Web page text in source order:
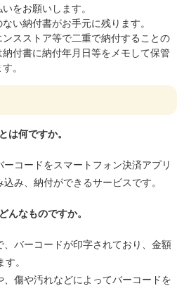
をお願いします。
い納付書がお手元に残ります。
スストア等で二重で納付することの
付書に納付年月日等をメモして保管
。
は何ですか。
コードをスマートフォン決済アプリ
み、納付ができるサービスです。
んなものですか。
バーコードが印字されており、金額
。
傷や汚れなどによってバーコードを